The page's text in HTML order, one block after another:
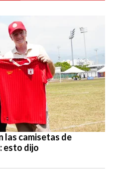
las camisetas de
esto dijo